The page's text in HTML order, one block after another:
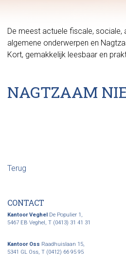
De meest actuele fiscale, sociale,
algemene onderwerpen en
Kort, gemakkelijk leesbaar en
NAGTZAAM
Terug
CONTACT
Kantoor Veghel De Populier 1,
5467 EB Veghel, T (0413) 31 41 31
Kantoor Oss Raadhuislaan 15,
5341 GL Oss, T (0412) 66 95 95